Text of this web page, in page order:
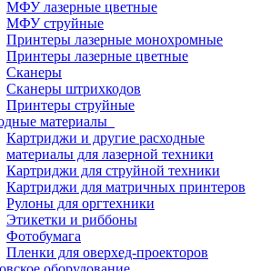
МФУ лазерные цветные
МФУ струйные
Принтеры лазерные монохромные
Принтеры лазерные цветные
Сканеры
Сканеры штрихкодов
Принтеры струйные
материалы
Картриджи и другие расходные
материалы для лазерной техники
Картриджи для струйной техники
Картриджи для матричных принтеров
Рулоны для оргтехники
Этикетки и риббоны
Фотобумага
Пленки для оверхед-проекторов